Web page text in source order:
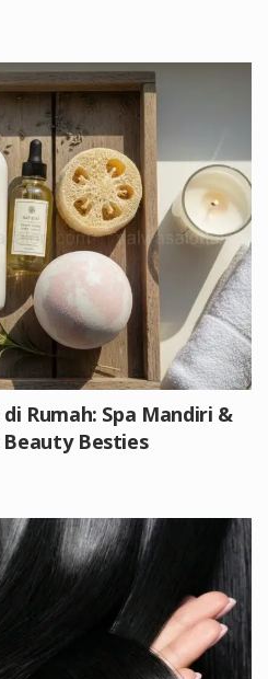
Rumah: Spa Mandiri &
Besties